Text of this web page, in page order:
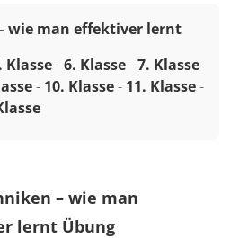
wie man effektiver lernt
Klasse-6. Klasse-7. Klasse
- 10. Klasse- 11. Klasse-
– wie man
lernt Übung